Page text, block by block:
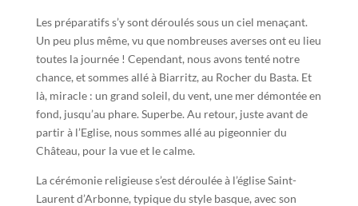
Les préparatifs s’y sont déroulés sous un ciel menaçant.
Un peu plus même, vu que nombreuses averses ont eu lieu
toutes la journée ! Cependant, nous avons tenté notre
chance, et sommes allé à Biarritz, au Rocher du Basta. Et
là, miracle : un grand soleil, du vent, une mer démontée en
fond, jusqu’au phare. Superbe. Au retour, juste avant de
partir à l’Eglise, nous sommes allé au pigeonnier du
Château, pour la vue et le calme.
La cérémonie religieuse s’est déroulée à l’église Saint-
Laurent d’Arbonne, typique du style basque, avec son